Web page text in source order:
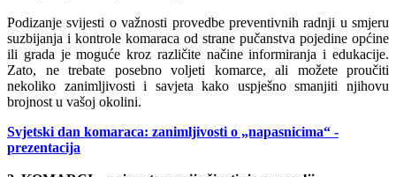
Podizanje svijesti o važnosti provedbe preventivnih radnji u smjeru
suzbijanja i kontrole komaraca od strane pučanstva pojedine općine
ili grada je moguće kroz različite načine informiranja i edukacije.
Zato, ne trebate posebno voljeti komarce, ali možete proučiti
nekoliko zanimljivosti i savjeta kako uspješno smanjiti njihovu
brojnost u vašoj okolini.
Svjetski dan komaraca: zanimljivosti o „napasnicima“ -
prezentacija